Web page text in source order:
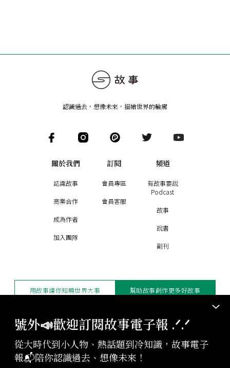
號外📣歡迎訂閱故事電子報 .ᐟ‪‪.ᐟ
從大時代到小人物、熱話題到冷知識，故事電子
報📬陪你認識過去、想像未來！
認識過去，想像未來 ， 描繪世界的輪廓
關於我們
認識故事
商業合作
成為作者
加入團隊
訂閱
會員專區
會員客服
頻道
有故事要說
Podcast
故事
說書
副刊
版權聲明與轉載規範
授權與合作：contact@storystudio.tw
用故事讓你知曉世界大事 幫助故事創作更多好故事